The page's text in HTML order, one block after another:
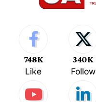
748K
Like
340K
Follow